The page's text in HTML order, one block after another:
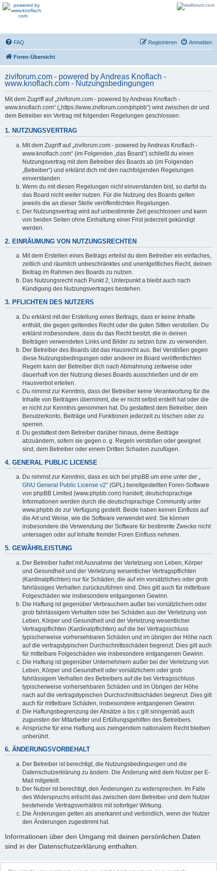
FAQ Anmelden
Registrieren
Foren-Übersicht
ziviforum.com - powered by Andreas Knoflach -
www.knoflach.com - Nutzungsbedingungen
Mit dem Zugriff auf „ziviforum.com - powered by Andreas Knoflach -
www.knoflach.com“ („https://www.ziviforum.com/phpbb“) wird zwischen dir und
dem Betreiber ein Vertrag mit folgenden Regelungen geschlossen:
1. NUTZUNGSVERTRAG
Mit dem Zugriff auf „ziviforum.com - powered by Andreas Knoflach -
www.knoflach.com“ (im Folgenden „das Board“) schließt du einen
Nutzungsvertrag mit dem Betreiber des Boards ab (im Folgenden
„Betreiber“) und erklärst dich mit den nachfolgenden Regelungen
einverstanden.
Wenn du mit diesen Regelungen nicht einverstanden bist, so darfst du
das Board nicht weiter nutzen. Für die Nutzung des Boards gelten
jeweils die an dieser Stelle veröffentlichten Regelungen.
Der Nutzungsvertrag wird auf unbestimmte Zeit geschlossen und kann
von beiden Seiten ohne Einhaltung einer Frist jederzeit gekündigt
werden.
2. EINRÄUMUNG VON NUTZUNGSRECHTEN
Mit dem Erstellen eines Beitrags erteilst du dem Betreiber ein einfaches,
zeitlich und räumlich unbeschränktes und unentgeltliches Recht, deinen
Beitrag im Rahmen des Boards zu nutzen.
Das Nutzungsrecht nach Punkt 2, Unterpunkt a bleibt auch nach
Kündigung des Nutzungsvertrages bestehen.
3. PFLICHTEN DES NUTZERS
Du erklärst mit der Erstellung eines Beitrags, dass er keine Inhalte
enthält, die gegen geltendes Recht oder die guten Sitten verstoßen. Du
erklärst insbesondere, dass du das Recht besitzt, die in deinen
Beiträgen verwendeten Links und Bilder zu setzen bzw. zu verwenden.
Der Betreiber des Boards übt das Hausrecht aus. Bei Verstößen gegen
diese Nutzungsbedingungen oder anderer im Board veröffentlichten
Regeln kann der Betreiber dich nach Abmahnung zeitweise oder
dauerhaft von der Nutzung dieses Boards ausschließen und dir ein
Hausverbot erteilen.
Du nimmst zur Kenntnis, dass der Betreiber keine Verantwortung für die
Inhalte von Beiträgen übernimmt, die er nicht selbst erstellt hat oder die
er nicht zur Kenntnis genommen hat. Du gestattest dem Betreiber, dein
Benutzerkonto, Beiträge und Funktionen jederzeit zu löschen oder zu
sperren.
Du gestattest dem Betreiber darüber hinaus, deine Beiträge
abzuändern, sofern sie gegen o. g. Regeln verstoßen oder geeignet
sind, dem Betreiber oder einem Dritten Schaden zuzufügen.
4. GENERAL PUBLIC LICENSE
Du nimmst zur Kenntnis, dass es sich bei phpBB um eine unter der „
GNU General Public License v2“ (GPL) bereitgestellten Foren-Software
von phpBB Limited (www.phpbb.com) handelt; deutschsprachige
Informationen werden durch die deutschsprachige Community unter
www.phpbb.de zur Verfügung gestellt. Beide haben keinen Einfluss auf
die Art und Weise, wie die Software verwendet wird. Sie können
insbesondere die Verwendung der Software für bestimmte Zwecke nicht
untersagen oder auf Inhalte fremder Foren Einfluss nehmen.
5. GEWÄHRLEISTUNG
Der Betreiber haftet mit Ausnahme der Verletzung von Leben, Körper
und Gesundheit und der Verletzung wesentlicher Vertragspflichten
(Kardinalpflichten) nur für Schäden, die auf ein vorsätzliches oder grob
fahrlässiges Verhalten zurückzuführen sind. Dies gilt auch für mittelbare
Folgeschäden wie insbesondere entgangenen Gewinn.
Die Haftung ist gegenüber Verbrauchern außer bei vorsätzlichem oder
grob fahrlässigem Verhalten oder bei Schäden aus der Verletzung von
Leben, Körper und Gesundheit und der Verletzung wesentlicher
Vertragspflichten (Kardinalpflichten) auf die bei Vertragsschluss
typischerweise vorhersehbaren Schäden und im übrigen der Höhe nach
auf die vertragstypischen Durchschnittsschäden begrenzt. Dies gilt auch
für mittelbare Folgeschäden wie insbesondere entgangenen Gewinn.
Die Haftung ist gegenüber Unternehmern außer bei der Verletzung von
Leben, Körper und Gesundheit oder vorsätzlichem oder grob
fahrlässigem Verhalten des Betreibers auf die bei Vertragsschluss
typischerweise vorhersehbaren Schäden und im Übrigen der Höhe
nach auf die vertragstypischen Durchschnittsschäden begrenzt. Dies gilt
auch für mittelbare Schäden, insbesondere entgangenen Gewinn.
Die Haftungsbegrenzung der Absätze a bis c gilt sinngemäß auch
zugunsten der Mitarbeiter und Erfüllungsgehilfen des Betreibers.
Ansprüche für eine Haftung aus zwingendem nationalem Recht bleiben
unberührt.
6. ÄNDERUNGSVORBEHALT
Der Betreiber ist berechtigt, die Nutzungsbedingungen und die
Datenschutzerklärung zu ändern. Die Änderung wird dem Nutzer per E-
Mail mitgeteilt.
Der Nutzer ist berechtigt, den Änderungen zu widersprechen. Im Falle
des Widerspruchs erlischt das zwischen dem Betreiber und dem Nutzer
bestehende Vertragsverhältnis mit sofortiger Wirkung.
Die Änderungen gelten als anerkannt und verbindlich, wenn der Nutzer
den Änderungen zugestimmt hat.
Informationen über den Umgang mit deinen persönlichen Daten
sind in der Datenschutzerklärung enthalten.